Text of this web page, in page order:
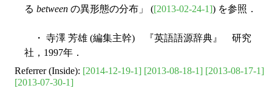
る between の異形態の分布」 ([2013-02-24-1]) を参照．
・ 寺澤 芳雄 (編集主幹) 『英語語源辞典』 研究
社，1997年．
Referrer (Inside): [2014-12-19-1] [2013-08-18-1] [2013-08-17-1]
[2013-07-30-1]